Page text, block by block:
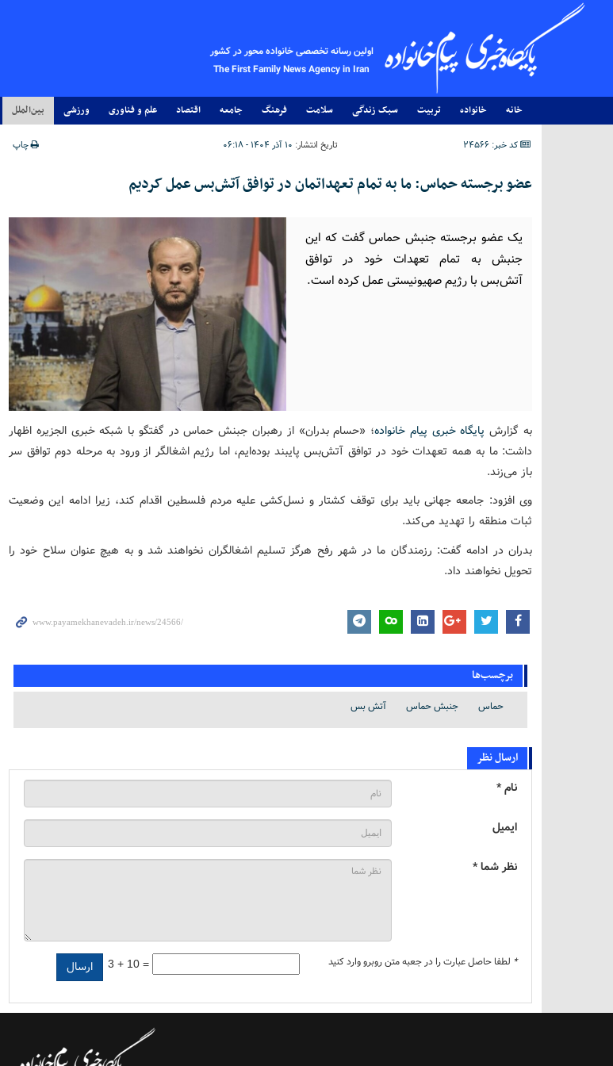
اولین رسانه تخصصی خانواده محور در کشور
The First Family News Agency in Iran
خانه خانواده تربیت سبک زندگی سلامت فرهنگ جامعه اقتصاد علم و فناوری ورزشی بین‌الملل
کد خبر: 24566 تاریخ انتشار: ۱۰ آذر ۱۴۰۴ - ۰۶:۱۸ چاپ
عضو برجسته حماس: ما به تمام تعهداتمان در توافق آتش‌بس عمل کردیم
یک عضو برجسته جنبش حماس گفت که این
جنبش به تمام تعهدات خود در توافق
آتش‌بس با رژیم صهیونیستی عمل کرده است.
به گزارش پایگاه خبری پیام خانواده؛ «حسام بدران» از رهبران جبنش حماس در گفتگو با شبکه خبری الجزیره اظهار
داشت: ما به همه تعهدات خود در توافق آتش‌بس پایبند بوده‌ایم، اما رژیم اشغالگر از ورود به مرحله دوم توافق سر
باز می‌زند.
وی افزود: جامعه جهانی باید برای توقف کشتار و نسل‌کشی علیه مردم فلسطین اقدام کند، زیرا ادامه این وضعیت
ثبات منطقه را تهدید می‌کند.
بدران در ادامه گفت: رزمندگان ما در شهر رفح هرگز تسلیم اشغالگران نخواهند شد و به هیچ عنوان سلاح خود را
تحویل نخواهند داد.
برچسب‌ها
حماس جنبش حماس آتش بس
ارسال نظر
نام *
ایمیل
نظر شما *
* لطفا حاصل عبارت را در جعبه متن روبرو وارد کنید 3 + 10 =